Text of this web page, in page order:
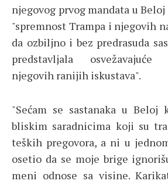
njegovog prvog mandata u
"spremnost Trampa i njegovih
da ozbiljno i bez predrasuda
predstavljala
njegovih ranijih iskustava".
"Sećam se sastanaka u Beloj
bliskim saradnicima koji su
teških pregovora, a ni u
osetio da se moje brige
meni odnose sa visine.